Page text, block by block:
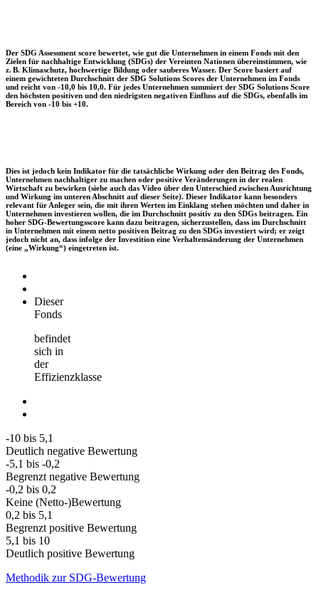
Der SDG Assessment score bewertet, wie gut die Unternehmen in einem Fonds mit den
Zielen für nachhaltige Entwicklung (SDGs) der Vereinten Nationen übereinstimmen, wie
z. B. Klimaschutz, hochwertige Bildung oder sauberes Wasser. Der Score basiert auf
einem gewichteten Durchschnitt der SDG Solutions Scores der Unternehmen im Fonds
und reicht von -10,0 bis 10,0. Für jedes Unternehmen summiert der SDG Solutions Score
den höchsten positiven und den niedrigsten negativen Einfluss auf die SDGs, ebenfalls im
Bereich von -10 bis +10.
Dies ist jedoch kein Indikator für die tatsächliche Wirkung oder den Beitrag des Fonds,
Unternehmen nachhaltiger zu machen oder positive Veränderungen in der realen
Wirtschaft zu bewirken (siehe auch das Video über den Unterschied zwischen Ausrichtung
und Wirkung im unteren Abschnitt auf dieser Seite). Dieser Indikator kann besonders
relevant für Anleger sein, die mit ihren Werten im Einklang stehen möchten und daher in
Unternehmen investieren wollen, die im Durchschnitt positiv zu den SDGs beitragen. Ein
hoher SDG-Bewertungsscore kann dazu beitragen, sicherzustellen, dass im Durchschnitt
in Unternehmen mit einem netto positiven Beitrag zu den SDGs investiert wird; er zeigt
jedoch nicht an, dass infolge der Investition eine Verhaltensänderung der Unternehmen
(eine „Wirkung“) eingetreten ist.
Dieser
Fonds
befindet
sich in
der
Effizienzklasse
-10 bis 5,1
Deutlich negative Bewertung
-5,1 bis -0,2
Begrenzt negative Bewertung
-0,2 bis 0,2
Keine (Netto-)Bewertung
0,2 bis 5,1
Begrenzt positive Bewertung
5,1 bis 10
Deutlich positive Bewertung
Methodik zur SDG-Bewertung